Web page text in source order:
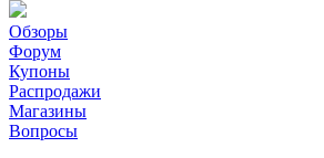
Обзоры
Форум
Купоны
Распродажи
Магазины
Вопросы